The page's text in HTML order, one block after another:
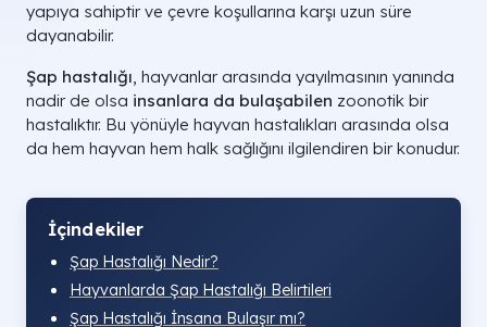
yapıya sahiptir ve çevre koşullarına karşı uzun süre
dayanabilir.
Şap hastalığı, hayvanlar arasında yayılmasının yanında
nadir de olsa insanlara da bulaşabilen zoonotik bir
hastalıktır. Bu yönüyle hayvan hastalıkları arasında olsa
da hem hayvan hem halk sağlığını ilgilendiren bir konudur.
İçindekiler
Şap Hastalığı Nedir?
Hayvanlarda Şap Hastalığı Belirtileri
Şap Hastalığı İnsana Bulaşır mı?